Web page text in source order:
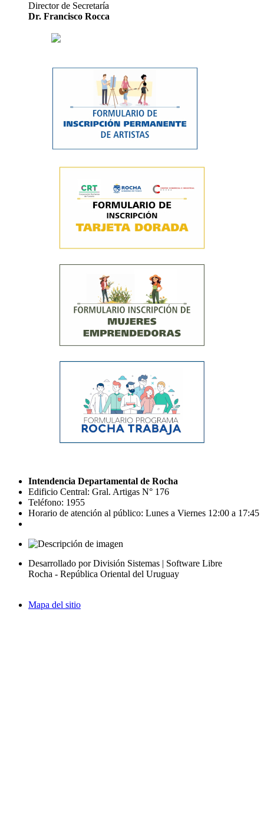
Director de Secretaría
Dr. Francisco Rocca
Intendencia Departamental de Rocha
Edificio Central: Gral. Artigas N° 176
Teléfono: 1955
Horario de atención al público: Lunes a Viernes 12:00 a 17:45
Desarrollado por División Sistemas | Software Libre
Rocha - República Oriental del Uruguay
Mapa del sitio